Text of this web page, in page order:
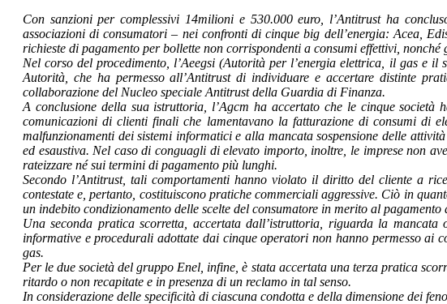
Con sanzioni per complessivi 14milioni e 530.000 euro, l’Antitrust ha
associazioni di consumatori – nei confronti di cinque big dell’energia: Acea,
richieste di pagamento per bollette non corrispondenti a consumi effettivi,
Nel corso del procedimento, l’Aeegsi (Autorità per l’energia elettrica, il gas e
Autorità, che ha permesso all’Antitrust di individuare e accertare distinte
collaborazione del Nucleo speciale Antitrust della Guardia di Finanza.
A conclusione della sua istruttoria, l’Agcm ha accertato che le cinque società
comunicazioni di clienti finali che lamentavano la fatturazione di consumi di
malfunzionamenti dei sistemi informatici e alla mancata sospensione delle
ed esaustiva. Nel caso di conguagli di elevato importo, inoltre, le imprese non
rateizzare né sui termini di pagamento più lunghi.
Secondo l’Antitrust, tali comportamenti hanno violato il diritto del cliente a
contestate e, pertanto, costituiscono pratiche commerciali aggressive. Ciò in
un indebito condizionamento delle scelte del consumatore in merito al
Una seconda pratica scorretta, accertata dall’istruttoria, riguarda la
informative e procedurali adottate dai cinque operatori non hanno permesso ai
gas.
Per le due società del gruppo Enel, infine, è stata accertata una terza pratica
ritardo o non recapitate e in presenza di un reclamo in tal senso.
In considerazione delle specificità di ciascuna condotta e della dimensione dei